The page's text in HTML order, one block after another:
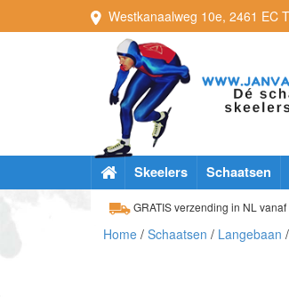
Westkanaalweg 10e, 2461 EC
Skeelers Schaatsen
GRATIS verzending in NL
Home / Schaatsen / Langebaan /